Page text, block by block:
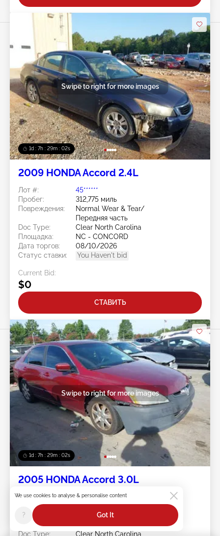
1d : 7h : 29m : 00s
Swipe to right for more images
2009 HONDA Accord 2.4L
Лот #:
45******
Пробег:
312,775 миль
Повреждения:
Normal Wear & Tear/
Передняя часть
Doc Type:
Clear North Carolina
Площадка:
NC - CONCORD
Дата торгов:
08/10/2026
Статус ставки:
You Haven't bid
Current Bid:
$0
СТАВИТЬ
1d : 7h : 29m : 00s
Swipe to right for more images
2005 HONDA Accord 3.0L
Лот #:
45******
Пробег:
171,921 миль
Повреждения:
Normal Wear & Tear/
Передняя часть справа
Doc Type:
Clear North Carolina
We use cookies to analyse & personalise content
? Got It